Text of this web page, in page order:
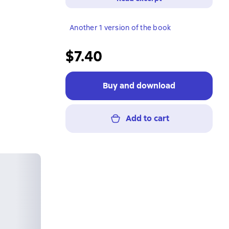
Another 1 version of the book
$7.40
Buy and download
Add to cart